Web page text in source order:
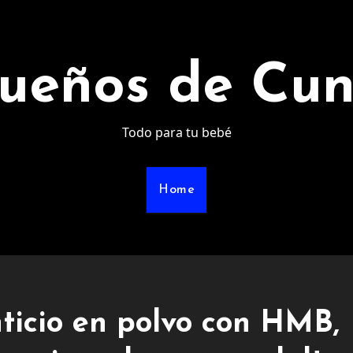
de
Todo para tu bebé
Home
en polvo con HMB,